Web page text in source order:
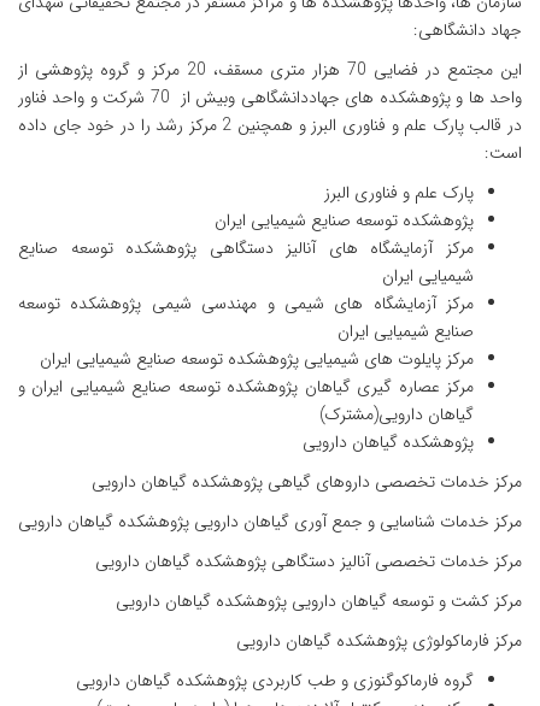
جهاد دانشگاهی:
این مجتمع در فضایی 70 هزار متری مسقف، 20 مرکز و گروه پژوهشی از
واحد ها و پژوهشکده های جهاددانشگاهی وبیش از 70 شرکت و واحد فناور
در قالب پارک علم و فناوری البرز و همچنین 2 مرکز رشد را در خود جای داده
است:
پارک علم و فناوری البرز
پژوهشکده توسعه صنایع شیمیایی ایران
مرکز آزمایشگاه های آنالیز دستگاهی پژوهشکده توسعه صنایع
شیمیایی ایران
مرکز آزمایشگاه های شیمی و مهندسی شیمی پژوهشکده توسعه
صنایع شیمیایی ایران
مرکز پایلوت های شیمیایی پژوهشکده توسعه صنایع شیمیایی ایران
مرکز عصاره گیری گیاهان پژوهشکده توسعه صنایع شیمیایی ایران و
گیاهان دارویی(مشترک)
پژوهشکده گیاهان دارویی
مرکز خدمات تخصصی داروهای گیاهی پژوهشکده گیاهان دارویی
مرکز خدمات شناسایی و جمع آوری گیاهان دارویی پژوهشکده گیاهان دارویی
مرکز خدمات تخصصی آنالیز دستگاهی پژوهشکده گیاهان دارویی
مرکز کشت و توسعه گیاهان دارویی پژوهشکده گیاهان دارویی
مرکز فارماکولوژی پژوهشکده گیاهان دارویی
گروه فارماکوگنوزی و طب کاربردی پژوهشکده گیاهان دارویی